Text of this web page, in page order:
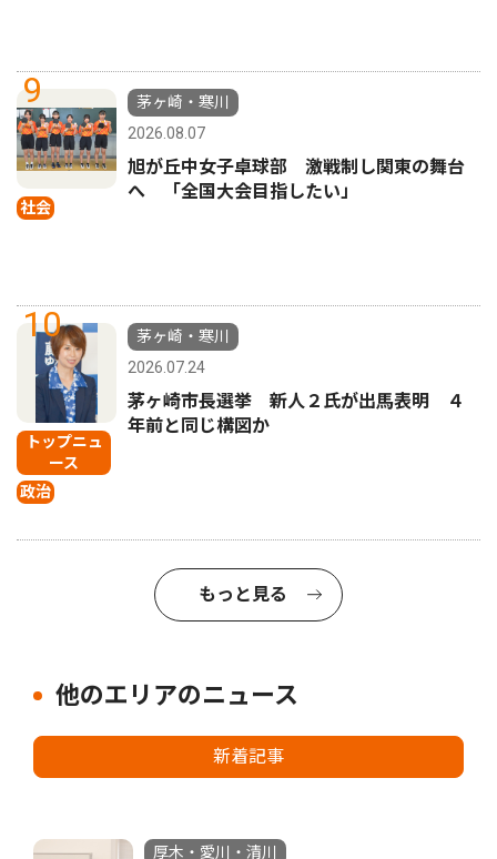
9
社会
茅ヶ崎・寒川
2026.08.07
旭が丘中女子卓球部 激戦制し関東の舞台
へ 「全国大会目指したい」
10
トップニュ
ース
政治
茅ヶ崎・寒川
2026.07.24
茅ヶ崎市長選挙 新人２氏が出馬表明 ４
年前と同じ構図か
もっと見る
他のエリアのニュース
新着記事
厚木・愛川・清川